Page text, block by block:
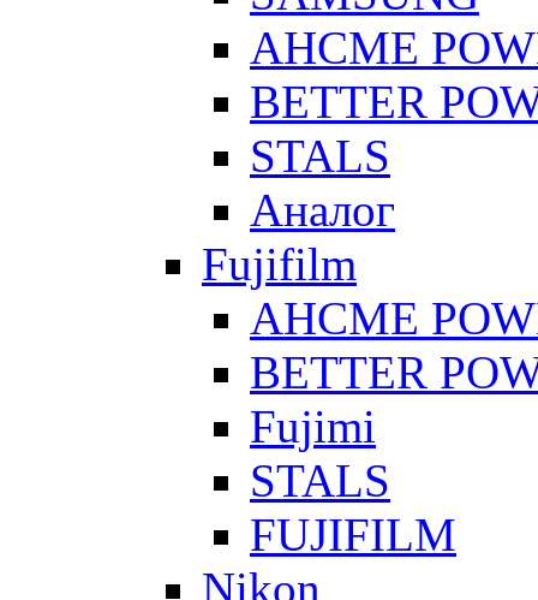
AHCME
BETTER
STALS
Аналог
Fujifilm
AHCME
BETTER
Fujimi
STALS
FUJIFILM
Nikon